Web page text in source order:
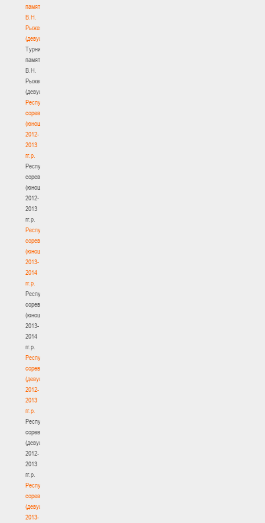
памяти
В.Н.
Рыженкова
(девушки)
Турнир
памяти
В.Н.
Рыженкова
(девушки)
Республиканские
соревнования
(юноши)
2012-
2013
гг.р.
Республиканские
соревнования
(юноши)
2012-
2013
гг.р.
Республиканские
соревнования
(юноши)
2013-
2014
гг.р.
Республиканские
соревнования
(юноши)
2013-
2014
гг.р.
Республиканские
соревнования
(девушки)
2012-
2013
гг.р.
Республиканские
соревнования
(девушки)
2012-
2013
гг.р.
Республиканские
соревнования
(девушки)
2013-